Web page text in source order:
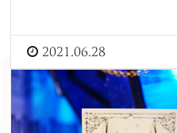
2021.06.28